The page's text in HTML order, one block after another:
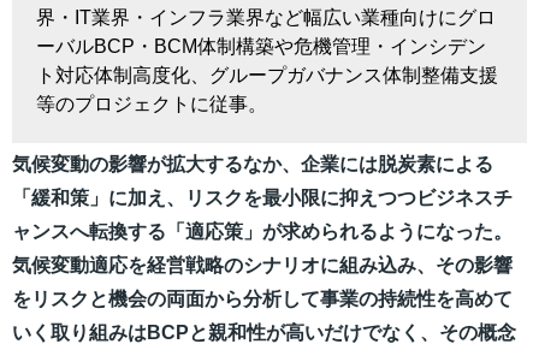
界・IT業界・インフラ業界など幅広い業種向けにグロ
ーバルBCP・BCM体制構築や危機管理・インシデン
ト対応体制高度化、グループガバナンス体制整備支援
等のプロジェクトに従事。
気候変動の影響が拡大するなか、企業には脱炭素による
「緩和策」に加え、リスクを最小限に抑えつつビジネスチ
ャンスへ転換する「適応策」が求められるようになった。
気候変動適応を経営戦略のシナリオに組み込み、その影響
をリスクと機会の両面から分析して事業の持続性を高めて
いく取り組みはBCPと親和性が高いだけでなく、その概念